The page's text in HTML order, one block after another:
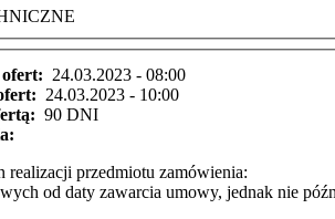
ofert: 24.03.2023 - 08:00
24.03.2023 - 10:00
90 DNI
realizacji przedmiotu zamówienia:
od daty zawarcia umowy, jednak nie